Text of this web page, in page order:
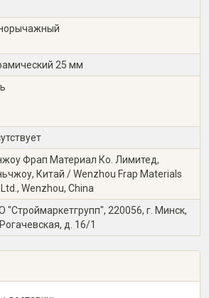
25 мм
Фрап Материал Ко. Лимитед,
Китай / Wenzhou Frap Materials
Wenzhou, China
"Строймаркетгрупп", 220056, г. Минск,
д. 16/1